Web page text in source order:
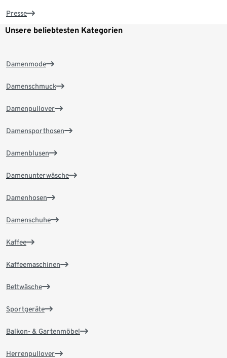
Presse
Unsere beliebtesten Kategorien
Damenmode
Damenschmuck
Damenpullover
Damensporthosen
Damenblusen
Damenunterwäsche
Damenhosen
Damenschuhe
Kaffee
Kaffeemaschinen
Bettwäsche
Sportgeräte
Balkon- & Gartenmöbel
Herrenpullover